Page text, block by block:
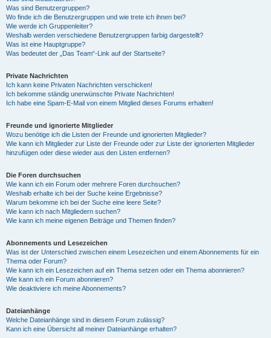
Was sind Benutzergruppen?
Wo finde ich die Benutzergruppen und wie trete ich ihnen bei?
Wie werde ich Gruppenleiter?
Weshalb werden verschiedene Benutzergruppen farbig dargestellt?
Was ist eine Hauptgruppe?
Was bedeutet der „Das Team“-Link auf der Startseite?
Private Nachrichten
Ich kann keine Privaten Nachrichten verschicken!
Ich bekomme ständig unerwünschte Private Nachrichten!
Ich habe eine Spam-E-Mail von einem Mitglied dieses Forums erhalten!
Freunde und ignorierte Mitglieder
Wozu benötige ich die Listen der Freunde und ignorierten Mitglieder?
Wie kann ich Mitglieder zur Liste der Freunde oder zur Liste der ignorierten Mitglieder
hinzufügen oder diese wieder aus den Listen entfernen?
Die Foren durchsuchen
Wie kann ich ein Forum oder mehrere Foren durchsuchen?
Weshalb erhalte ich bei der Suche keine Ergebnisse?
Warum bekomme ich bei der Suche eine leere Seite?
Wie kann ich nach Mitgliedern suchen?
Wie kann ich meine eigenen Beiträge und Themen finden?
Abonnements und Lesezeichen
Was ist der Unterschied zwischen einem Lesezeichen und einem Abonnements für ein
Thema oder Forum?
Wie kann ich ein Lesezeichen auf ein Thema setzen oder ein Thema abonnieren?
Wie kann ich ein Forum abonnieren?
Wie deaktiviere ich meine Abonnements?
Dateianhänge
Welche Dateianhänge sind in diesem Forum zulässig?
Kann ich eine Übersicht all meiner Dateianhänge erhalten?